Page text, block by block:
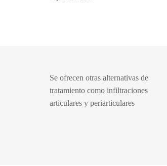
Se ofrecen otras alternativas de
tratamiento como infiltraciones
articulares y periarticulares